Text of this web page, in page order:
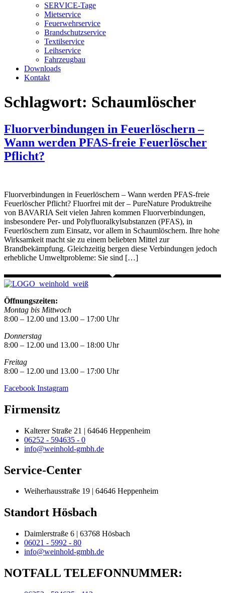
SERVICE-Tage
Mietservice
Feuerwehrservice
Brandschutzservice
Textilservice
Leihservice
Fahrzeugbau
Downloads
Kontakt
Schlagwort: Schaumlöscher
Fluorverbindungen in Feuerlöschern –
Wann werden PFAS-freie Feuerlöscher
Pflicht?
Fluorverbindungen in Feuerlöschern – Wann werden PFAS-freie
Feuerlöscher Pflicht? Fluorfrei mit der – PureNature Produktreihe
von BAVARIA Seit vielen Jahren kommen Fluorverbindungen,
insbesondere Per- und Polyfluoralkylsubstanzen (PFAS), in
Feuerlöschern zum Einsatz, vor allem in Schaumlöschern. Ihre hohe
Wirksamkeit macht sie zu einem beliebten Mittel zur
Brandbekämpfung. Gleichzeitig bergen diese Verbindungen jedoch
erhebliche Umweltprobleme: Sie sind […]
Öffnungszeiten:
Montag bis Mittwoch
8:00 – 12.00 und 13.00 – 17:00 Uhr
Donnerstag
8:00 – 12.00 und 13.00 – 18:00 Uhr
Freitag
8:00 – 12.00 und 13.00 – 17:00 Uhr
Facebook Instagram
Firmensitz
Kalterer Straße 21 | 64646 Heppenheim
06252 - 594635 - 0
info@weinhold-gmbh.de
Service-Center
Weiherhausstraße 19 | 64646 Heppenheim
Standort Hösbach
Daimlerstraße 6 | 63768 Hösbach
06021 - 5992 - 80
info@weinhold-gmbh.de
NOTFALL TELEFONNUMMER: